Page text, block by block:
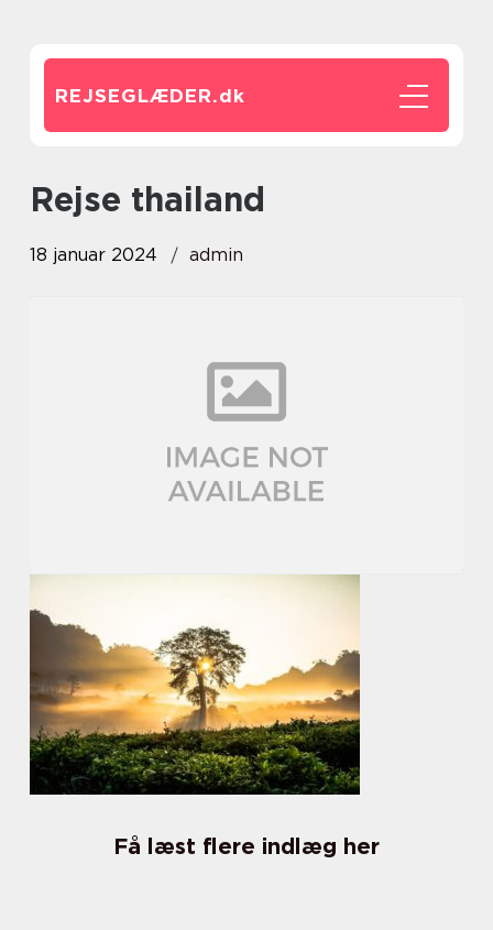
REJSEGLÆDER.dk
rejse thailand
18 januar 2024 admin
Få læst flere indlæg her